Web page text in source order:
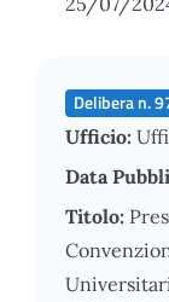
Delibera n.
Ufficio:
Data
Titolo: